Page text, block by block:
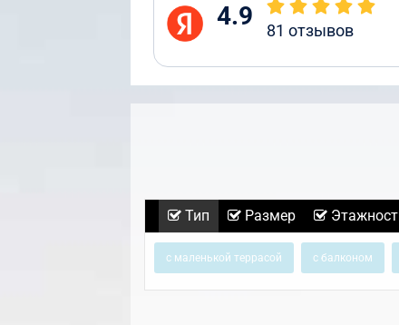
4.9 81 отзывов
Тип Размер
с маленькой террасой с балконом